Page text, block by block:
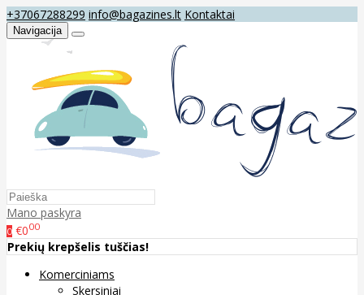
+37067288299 info@bagazines.lt Kontaktai
Navigacija
Mano paskyra
0 €000
Prekių krepšelis tuščias!
Komerciniams
Skersiniai